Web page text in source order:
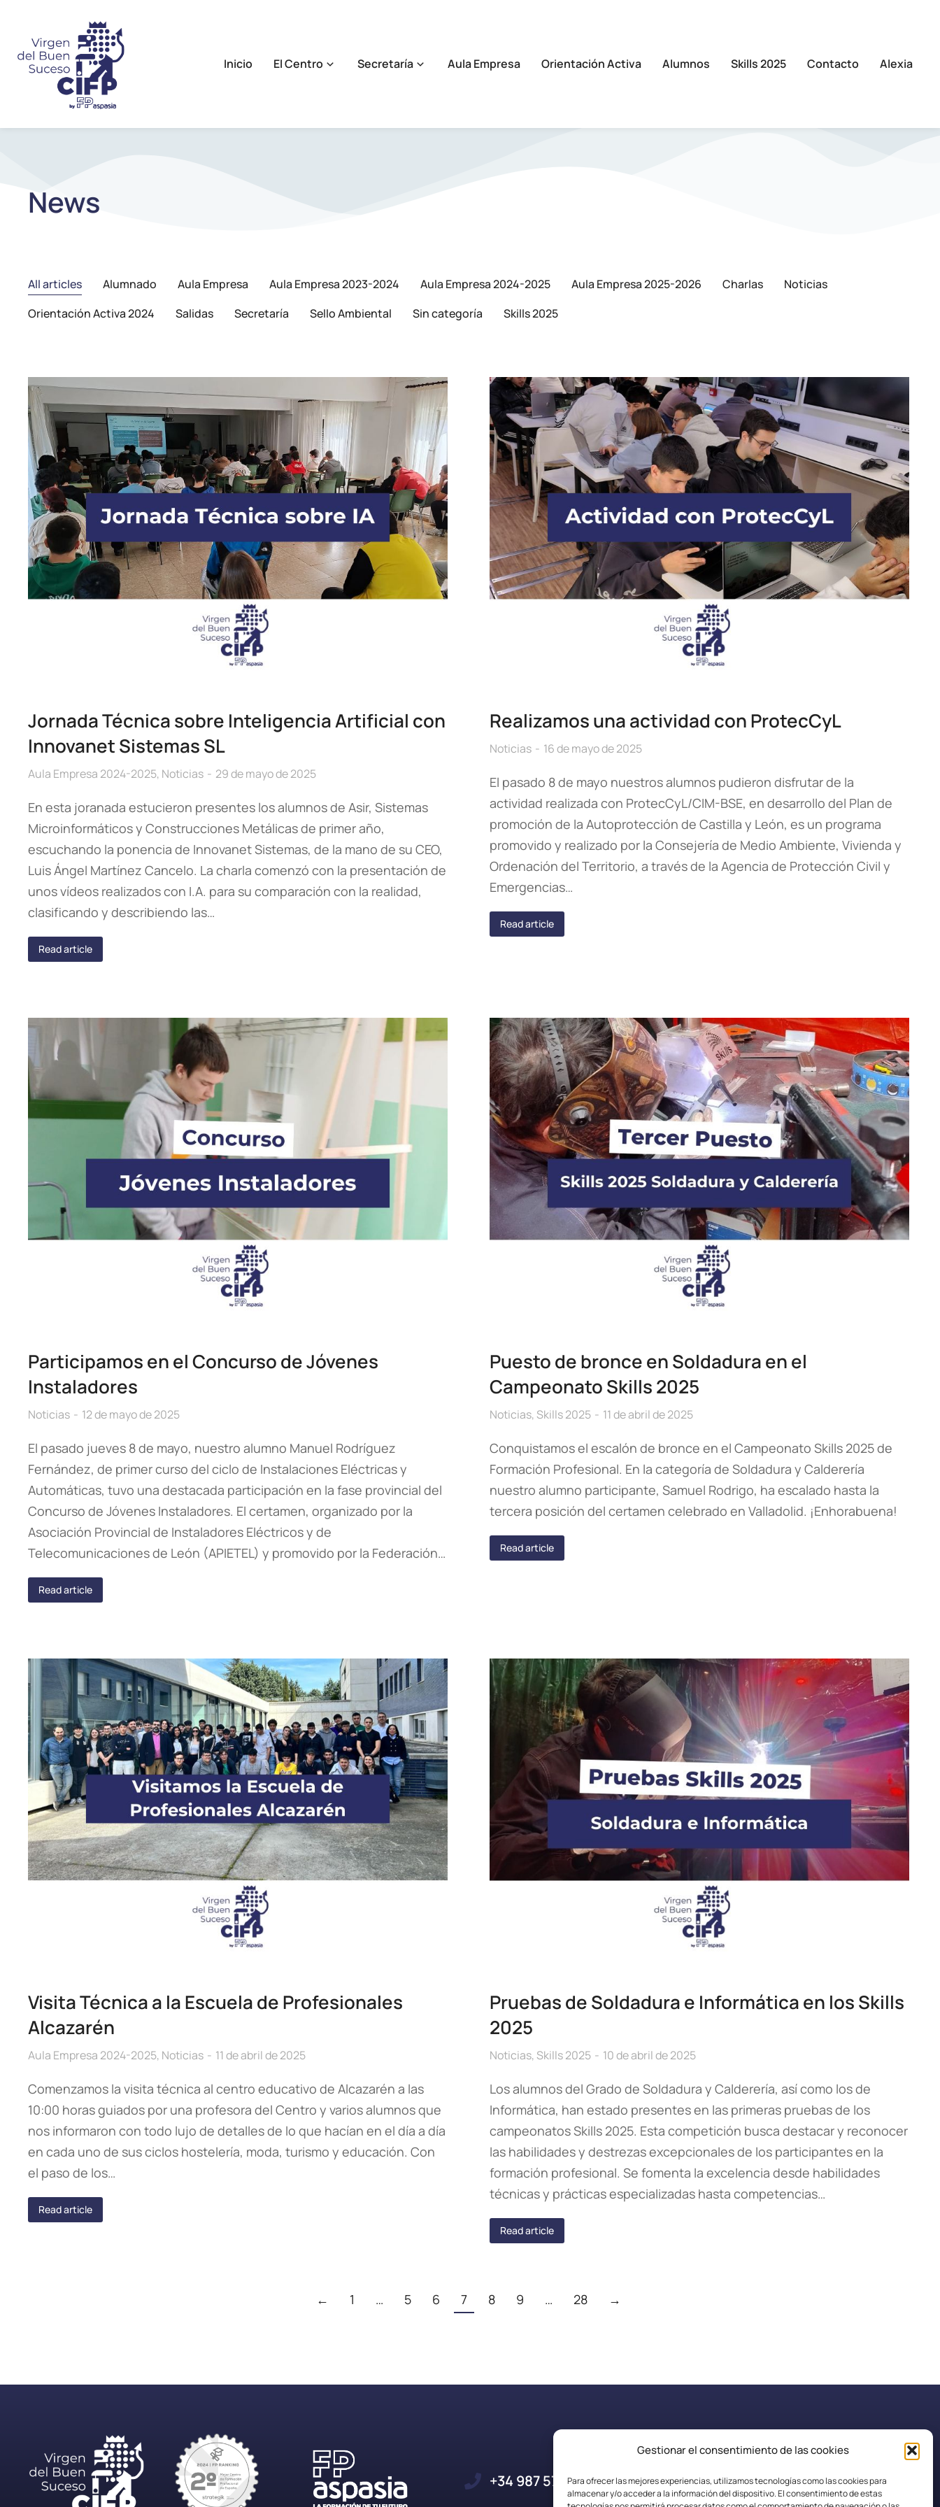
Gestionar el consentimiento de las cookies
Para ofrecer las mejores experiencias, utilizamos tecnologías como las cookies para
almacenar y/o acceder a la información del dispositivo. El consentimiento de estas
Inicio El Centro Secretaría Aula Empresa Orientación Activa Alumnos Skills 2025 Contacto Alexia
News
All articles Alumnado Aula Empresa Aula Empresa 2023-2024 Aula Empresa 2024-2025 Aula Empresa 2025-2026 Charlas
Noticias
Orientación Activa 2024
Salidas Secretaría Sello Ambiental Sin categoría Skills 2025
Jornada Técnica sobre Inteligencia Artificial con
Innovanet Sistemas SL
Aula Empresa 2024-2025, Noticias 29 de mayo de 2025
En esta joranada estucieron presentes los alumnos de Asir, Sistemas
Microinformáticos y Construcciones Metálicas de primer año,
escuchando la ponencia de Innovanet Sistemas, de la mano de su CEO,
Luis Ángel Martínez Cancelo. La charla comenzó con la presentación de
unos vídeos realizados con I.A. para su comparación con la realidad,
clasificando y describiendo las…
Read article
Realizamos una actividad con ProtecCyL
Noticias 16 de mayo de 2025
El pasado 8 de mayo nuestros alumnos pudieron disfrutar de la
actividad realizada con ProtecCyL/CIM-BSE, en desarrollo del Plan de
promoción de la Autoprotección de Castilla y León, es un programa
promovido y realizado por la Consejería de Medio Ambiente, Vivienda y
Ordenación del Territorio, a través de la Agencia de Protección Civil y
Emergencias…
Read article
Participamos en el Concurso de Jóvenes
Instaladores
Noticias 12 de mayo de 2025
El pasado jueves 8 de mayo, nuestro alumno Manuel Rodríguez
Fernández, de primer curso del ciclo de Instalaciones Eléctricas y
Automáticas, tuvo una destacada participación en la fase provincial del
Concurso de Jóvenes Instaladores. El certamen, organizado por la
Asociación Provincial de Instaladores Eléctricos y de
Telecomunicaciones de León (APIETEL) y promovido por la Federación…
Read article
Puesto de bronce en Soldadura en el
Campeonato Skills 2025
Noticias,Skills 2025 11 de abril de 2025
Conquistamos el escalón de bronce en el Campeonato Skills 2025 de
Formación Profesional. En la categoría de Soldadura y Calderería
nuestro alumno participante, Samuel Rodrigo, ha escalado hasta la
tercera posición del certamen celebrado en Valladolid. ¡Enhorabuena!
Read article
Visita Técnica a la Escuela de Profesionales
Alcazarén
Aula Empresa 2024-2025, Noticias 11 de abril de 2025
Comenzamos la visita técnica al centro educativo de Alcazarén a las
10:00 horas guiados por una profesora del Centro y varios alumnos que
nos informaron con todo lujo de detalles de lo que hacían en el día a día
en cada uno de sus ciclos hostelería, moda, turismo y educación. Con
el paso de los…
Read article
Pruebas de Soldadura e Informática en los Skills
2025
Noticias,Skills 2025 10 de abril de 2025
Los alumnos del Grado de Soldadura y Calderería, así como los de
Informática, han estado presentes en las primeras pruebas de los
campeonatos Skills 2025. Esta competición busca destacar y reconocer
las habilidades y destrezas excepcionales de los participantes en la
formación profesional. Se fomenta la excelencia desde habilidades
técnicas y prácticas especializadas hasta competencias…
Read article
← 1 … 5 6 7 8 9 … 28 →
+34 987 57 23 23 secretaria.efplarobla@fpaspasia.com